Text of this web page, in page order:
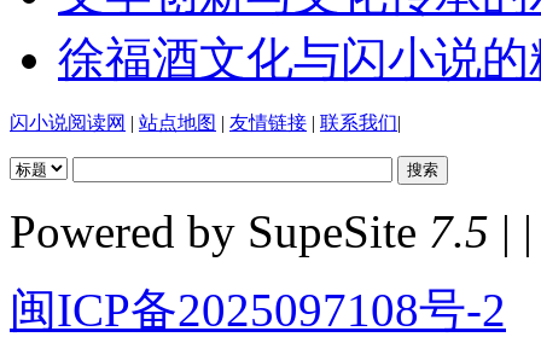
徐福酒文化与闪小说
闪小说阅读网 | 站点地图 | 友情链接 | 联系我们|
Powered by SupeSite 7.5 | |
闽ICP备2025097108号-2